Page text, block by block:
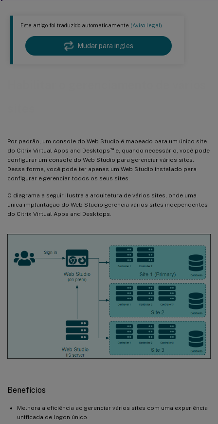
Este artigo foi traduzido automaticamente.(Aviso legal)
Mudar para ingles
Por padrão, um console do Web Studio é mapeado para um único site
do Citrix Virtual Apps and Desktops ™e, quando necessário, você pode
configurar um console do Web Studio para gerenciar vários sites.
Dessa forma, você pode ter apenas um Web Studio instalado para
configurar e gerenciar todos os seus sites.
O diagrama a seguir ilustra a arquitetura de vários sites, onde uma
única implantação do Web Studio gerencia vários sites independentes
do Citrix Virtual Apps and Desktops.
Benefícios
Melhora a eficiência ao gerenciar vários sites com uma experiência
unificada de logon único.